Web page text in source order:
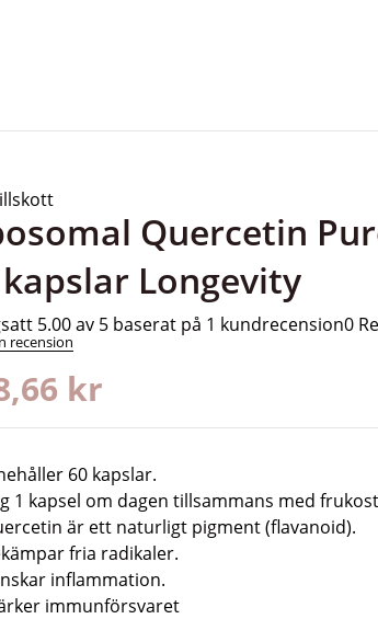
Quercetin
Longevity
5.00av 5 baserat på 1 kundrecension0
recension
kr
60 kapslar.
1 kapsel om dagen tillsammans med
är ett naturligt pigment (flavanoid).
fria radikaler.
inflammation.
immunförsvaret